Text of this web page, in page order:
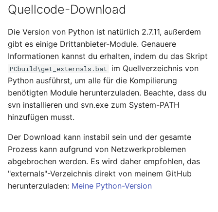
Quellcode-Download
Die Version von Python ist natürlich 2.7.11, außerdem
gibt es einige Drittanbieter-Module. Genauere
Informationen kannst du erhalten, indem du das Skript
PCbuild\get_externals.bat
im Quellverzeichnis von
Python ausführst, um alle für die Kompilierung
benötigten Module herunterzuladen. Beachte, dass du
svn installieren und svn.exe zum System-PATH
hinzufügen musst.
Der Download kann instabil sein und der gesamte
Prozess kann aufgrund von Netzwerkproblemen
abgebrochen werden. Es wird daher empfohlen, das
"externals"-Verzeichnis direkt von meinem GitHub
herunterzuladen: Meine Python-Version